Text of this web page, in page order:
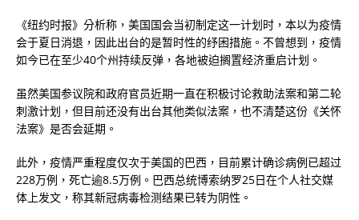
《纽约时报》分析称，美国国会当初制定这一计划时，本以为疫情
会于夏日消退，因此出台的是暂时性的纾困措施。不曾想到，疫情
如今已在至少40个州持续反弹，各地被迫搁置经济重启计划。
虽然美国参议院和政府官员近期一直在积极讨论救助法案和第二轮
刺激计划，但目前还没有出台其他类似法案，也不清楚这份《关怀
法案》是否会延期。
此外，疫情严重程度仅次于美国的巴西，目前累计确诊病例已超过
228万例，死亡逾8.5万例。巴西总统博索纳罗25日在个人社交媒
体上发文，称其新冠病毒检测结果已转为阴性。